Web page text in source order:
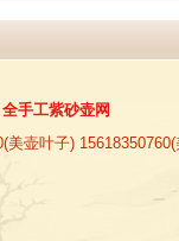
全手工紫砂壶网
美壶叶子)